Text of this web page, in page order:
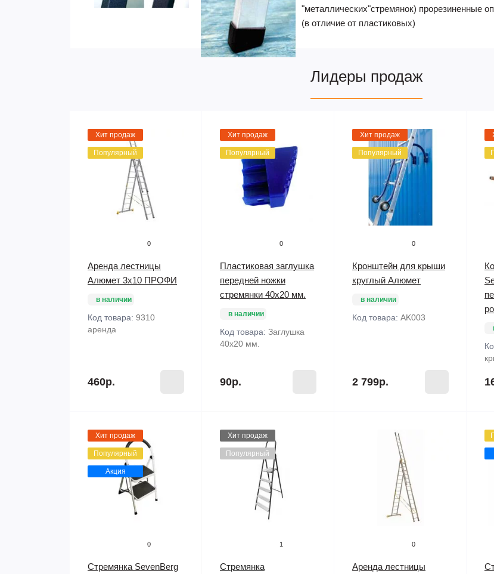
"металлических"стремянок) прорезиненные
(в отличие от пластиковых)
Лидеры продаж
Хит продаж
Популярный
0
Аренда лестницы
Алюмет 3х10 ПРОФИ
в наличии
Код товара: 9310
аренда
460р.
Хит продаж
Популярный
0
Пластиковая заглушка
передней ножки
стремянки 40х20 мм.
в наличии
Код товара: Заглушка
40х20 мм.
90р.
Хит продаж
Популярный
0
Кронштейн для крыши
круглый Алюмет
в наличии
Код товара: AK003
2 799р.
Хит продаж
Популярный
Акция
0
Стремянка SevenBerg
Хит продаж
Популярный
1
Стремянка
0
Аренда лестницы